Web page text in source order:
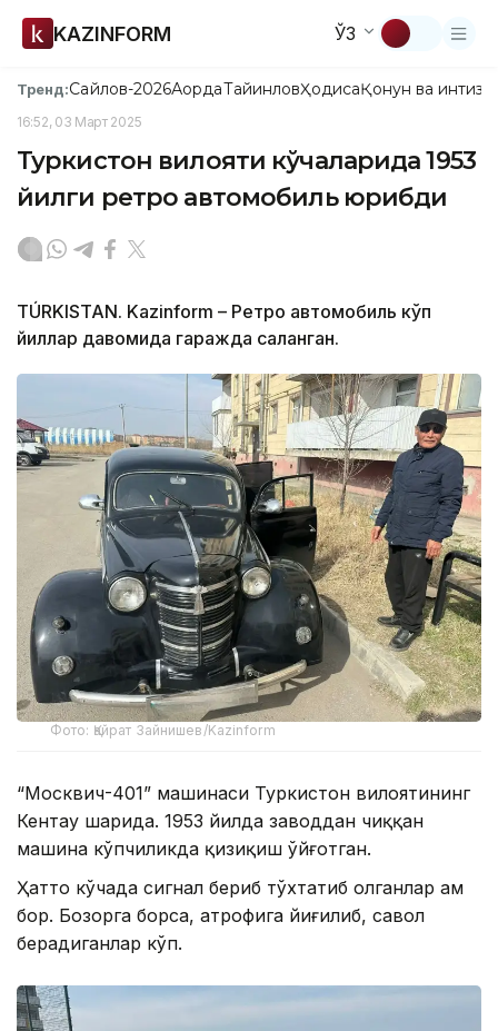
KAZINFORM ЎЗ
Тренд:Сайлов-2026АқордаТайинловҲодисаҚонун ва
16:52, 03 Март 2025
Туркистон вилояти кўчаларида 1953
йилги ретро автомобиль юрибди
TÚRKІSTAN. Kazinform – Ретро автомобиль кўп
йиллар давомида гаражда сақланган.
Фото: Қайрат Зайнишев/Kazinform
“Москвич-401” машинаси Туркистон вилоятининг
Кентау шаҳрида. 1953 йилда заводдан чиққан
машина кўпчиликда қизиқиш ўйғотган.
Ҳатто кўчада сигнал бериб тўхтатиб олганлар ҳам
бор. Бозорга борса, атрофига йиғилиб, савол
берадиганлар кўп.